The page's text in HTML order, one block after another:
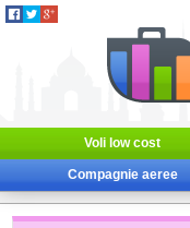
Voli low cost
Compagnie aeree